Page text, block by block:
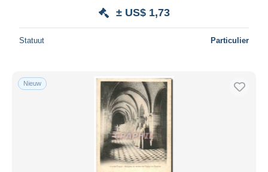
± US$ 1,73
Statuut Particulier
Nieuw